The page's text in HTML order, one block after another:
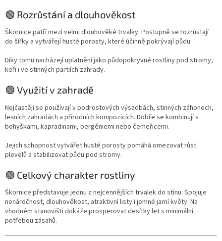
🟢 Rozrůstání a dlouhověkost
Škornice patří mezi velmi dlouhověké trvalky. Postupně se rozrůstají
do šířky a vytvářejí husté porosty, které účinně pokrývají půdu.
Díky tomu nacházejí uplatnění jako půdopokryvné rostliny pod stromy,
keři i ve stinných partiích zahrady.
🟢 Využití v zahradě
Nejčastěji se používají v podrostových výsadbách, stinných záhonech,
lesních zahradách a přírodních kompozicích. Dobře se kombinují s
bohyškami, kapradinami, bergéniemi nebo čemeřicemi.
Jejich schopnost vytvářet husté porosty pomáhá omezovat růst
plevelů a stabilizovat půdu pod stromy.
🟢 Celkový charakter rostliny
Škornice představuje jednu z nejcennějších trvalek do stínu. Spojuje
nenáročnost, dlouhověkost, atraktivní listy i jemné jarní květy. Na
vhodném stanovišti dokáže prosperovat desítky let s minimální
potřebou zásahů.